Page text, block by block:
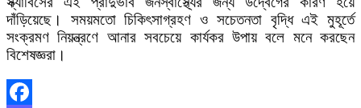
দাঁড়িয়েছে। সময়মতো চিকিৎসাগ্রহণ ও সচেতনতা বৃদ্ধি এই মুহূর্তে
সংক্রমণ নিয়ন্ত্রণে আনার সবচেয়ে কার্যকর উপায় বলে মনে করছেন
বিশেষজ্ঞরা।